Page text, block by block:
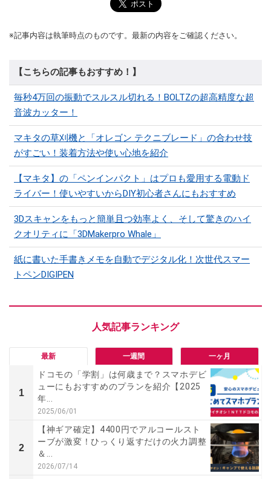
※記事内容は執筆時点のものです。最新の内容をご確認ください。
【こちらの記事もおすすめ！】
毎秒4万回の振動でスルスル切れる！BOLTZの超高精度な超
音波カッター！
マキタの草刈機と「オレゴン テクニブレード」の合わせ技
がすごい！装着方法や使い心地を紹介
【マキタ】の「ペンインパクト」はプロも愛用する電動ド
ライバー！使いやすいからDIY初心者さんにもおすすめ
3Dスキャンをもっと簡単且つ効率よく、そして驚きのハイ
クオリティに「3DMakerpro Whale」
紙に書いた手書きメモを自動でデジタル化！次世代スマー
トペンDIGIPEN
最新 一週間 一ヶ月
1
ドコモの「学割」は何歳まで？スマホデビ
ューにもおすすめのプランを紹介【2025
年...
2025/06/01
2
【神ギア確定】4400円でアルコールスト
ーブが激変！ひっくり返すだけの火力調整
＆...
2026/07/14